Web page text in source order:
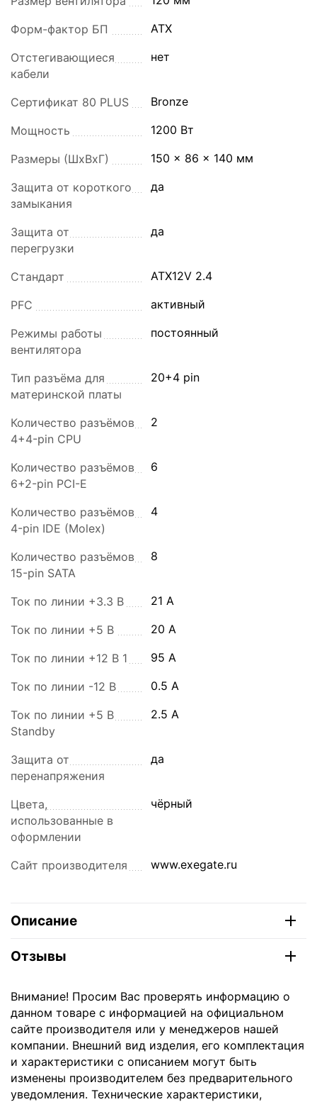
Форм-фактор БП ATX
Отстегивающиеся
кабели
нет
Сертификат 80 PLUS Bronze
Мощность 1200 Вт
Размеры (ШхВхГ) 150 x 86 x 140 мм
Защита от короткого
замыкания
да
Защита от
перегрузки
да
Стандарт ATX12V 2.4
PFC активный
Режимы работы
вентилятора
постоянный
Тип разъёма для
материнской платы
20+4 pin
Количество разъёмов
4+4-pin CPU
2
Количество разъёмов
6+2-pin PCI-E
6
Количество разъёмов
4-pin IDE (Molex)
4
Количество разъёмов
15-pin SATA
8
Ток по линии +3.3 В 21 A
Ток по линии +5 В 20 A
Ток по линии +12 В 1 95 A
Ток по линии -12 В 0.5 A
Ток по линии +5 В
Standby
2.5 A
Защита от
перенапряжения
да
Цвета,
использованные в
оформлении
чёрный
Сайт производителя www.exegate.ru
Описание
Отзывы
Внимание! Просим Вас проверять информацию о
данном товаре с информацией на официальном
сайте производителя или у менеджеров нашей
компании. Внешний вид изделия, его комплектация
и характеристики с описанием могут быть
изменены производителем без предварительного
уведомления. Технические характеристики,